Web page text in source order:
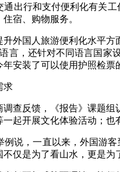
出行和支付便利化有关
宿、购物服务。
国人旅游便利化水平方
言，还针对不同语言国
安装了可以使用护照检票
求
反馈，《报告》课题组
起开展文化体验活动；
，一直以来，外国游客
仅是为了看山水，更是